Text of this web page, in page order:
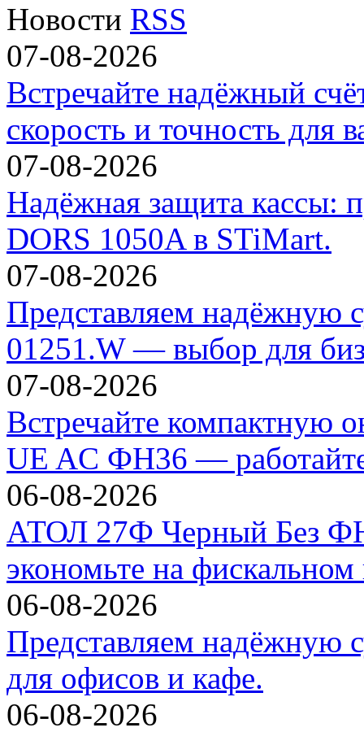
Новости RSS
07-08-2026
Встречайте надёжный
скорость и точность для
07-08-2026
Надёжная защита кассы:
DORS 1050A в STiMart.
07-08-2026
Представляем надёжную
01251.W — выбор для
07-08-2026
Встречайте
UE AC ФН36 —
06-08-2026
АТОЛ 27Ф Черный Без
экономьте на фискальном
06-08-2026
Представляем надёжную
для офисов и кафе.
06-08-2026